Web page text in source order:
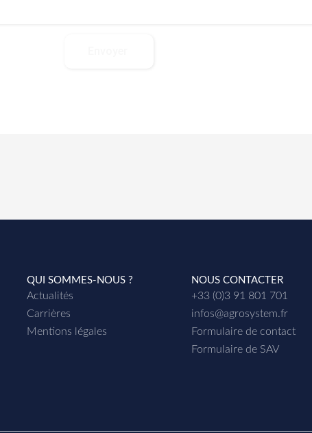
QUI SOMMES-NOUS ?
Actualités
Carrières
Mentions légales
NOUS CONTACTER
+33 (0)3 91 801 701
infos@agrosystem.fr
Formulaire de contact
Formulaire de SAV